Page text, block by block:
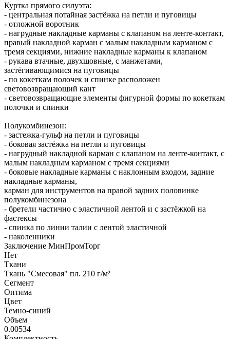
Куртка прямого силуэта:
- центральная потайная застёжка на петли и пуговицы
- отложной воротник
- нагрудные накладные карманы с клапаном на ленте-контакт,
правый накладной карман с малым накладным карманом с
тремя секциями, нижние накладные карманы к клапаном
- рукава втачные, двухшовные, с манжетами,
застёгивающимися на пуговицы
- по кокеткам полочек и спинке расположен
световозвращающий кант
- световозвращающие элементы фигурной формы по кокеткам
полочки и спинки
Полукомбинезон:
- застежка-гульф на петли и пуговицы
- боковая застёжка на петли и пуговицы
- нагрудный накладной карман с клапаном на ленте-контакт, с
малым накладным карманом с тремя секциями
- боковые накладные карманы с наклонным входом, задние
накладные карманы,
карман для инструментов на правой задних половинке
полукомбинезона
- бретели частично с эластичной лентой и с застёжкой на
фастексы
- спинка по линии талии с лентой эластичной
- наколенники
Заключение МинПромТорг
Нет
Ткани
Ткань "Смесовая" пл. 210 г/м²
Сегмент
Оптима
Цвет
Темно-синий
Объем
0.00534